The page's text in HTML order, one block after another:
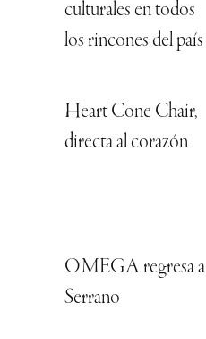
culturales en todos
los rincones del país
Heart Cone Chair,
directa al corazón
OMEGA regresa a
Serrano